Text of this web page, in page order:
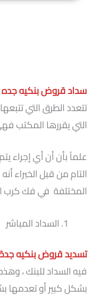
سداد قروض بنكيه جده
تتعدد الطرق التي تتبعها
التي يقررها المكتب
علماً بأن أن أي إجراء
التام من قبل الخبراء
المختلفة في فك كرب
السداد المباشر
تسديد قروض بنكيه
فيه السداد للبنك ،
بشكل كبير أو تعدمها